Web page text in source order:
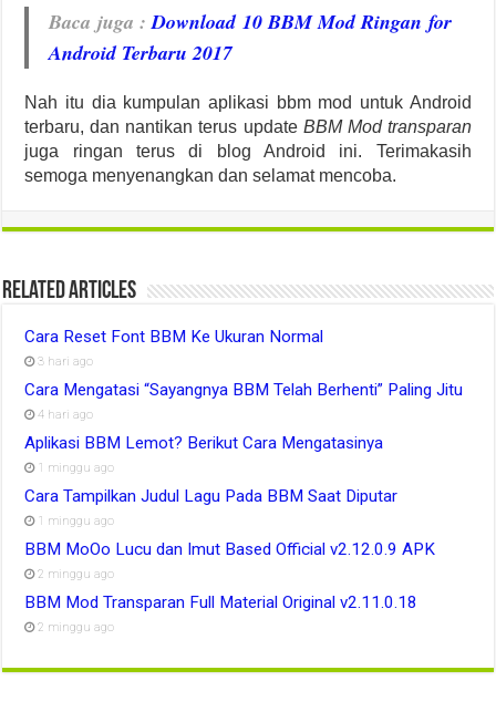
Baca juga :Download 10 BBM Mod Ringan for
Android Terbaru 2017
Nah itu dia kumpulan aplikasi bbm mod untuk Android
terbaru, dan nantikan terus update BBM Mod transparan
juga ringan terus di blog Android ini. Terimakasih
semoga menyenangkan dan selamat mencoba.
Related Articles
Cara Reset Font BBM Ke Ukuran Normal
3 hari ago
Cara Mengatasi “Sayangnya BBM Telah Berhenti” Paling Jitu
4 hari ago
Aplikasi BBM Lemot? Berikut Cara Mengatasinya
1 minggu ago
Cara Tampilkan Judul Lagu Pada BBM Saat Diputar
1 minggu ago
BBM MoOo Lucu dan Imut Based Official v2.12.0.9 APK
2 minggu ago
BBM Mod Transparan Full Material Original v2.11.0.18
2 minggu ago